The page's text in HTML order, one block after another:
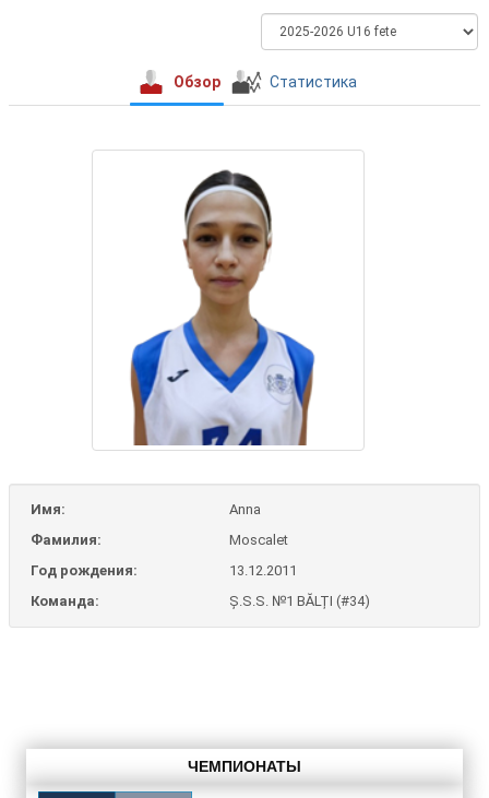
Обзор Статистика
Имя:
Anna
Фамилия:
Moscalet
Год рождения:
13.12.2011
Команда:
Ș.S.S. №1 BĂLȚI (#34)
ЧЕМПИОНАТЫ